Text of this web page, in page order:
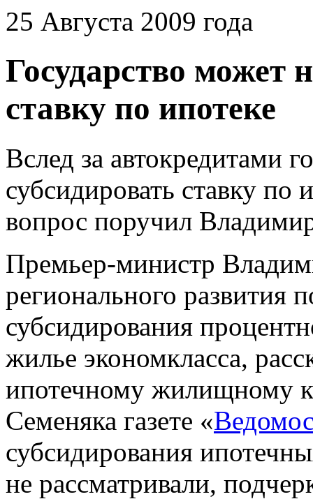
25 Августа 2009 года
Государство может
ставку по ипотеке
Вслед за автокредитами
субсидировать ставку по
вопрос поручил
Премьер-министр
регионального развития
субсидирования
жилье экономкласса,
ипотечному жилищному
Семеняка газете «
субсидирования
не рассматривали,